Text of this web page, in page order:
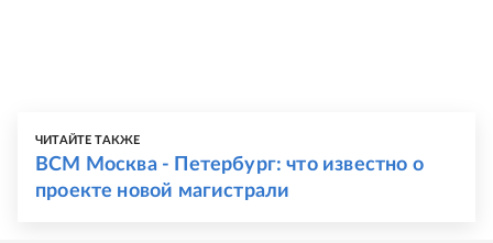
ЧИТАЙТЕ ТАКЖЕ
ВСМ Москва - Петербург: что известно о
проекте новой магистрали